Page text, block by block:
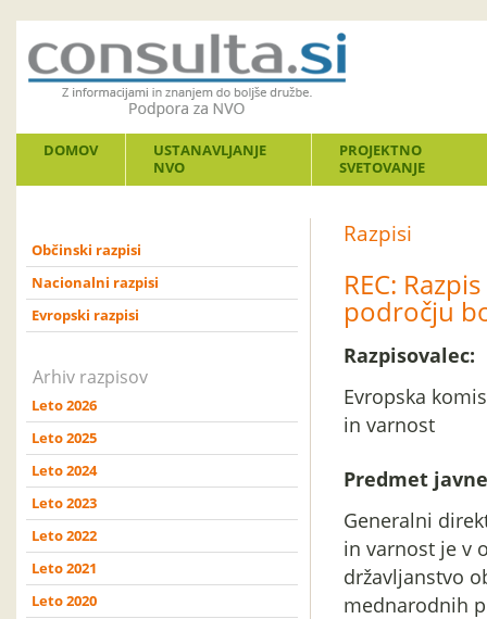
DOMOV
USTANAVLJANJE
NVO
PROJEKTNO
SVETOVANJE
Občinski razpisi
Nacionalni razpisi
Evropski razpisi
Arhiv razpisov
Leto 2026
Leto 2025
Leto 2024
Leto 2023
Leto 2022
Leto 2021
Leto 2020
Razpisi
REC:
področju
Razpisovalec:
Evropska
in varnost
Predmet
Generalni
in varnost je v
državljanstvo
mednarodnih